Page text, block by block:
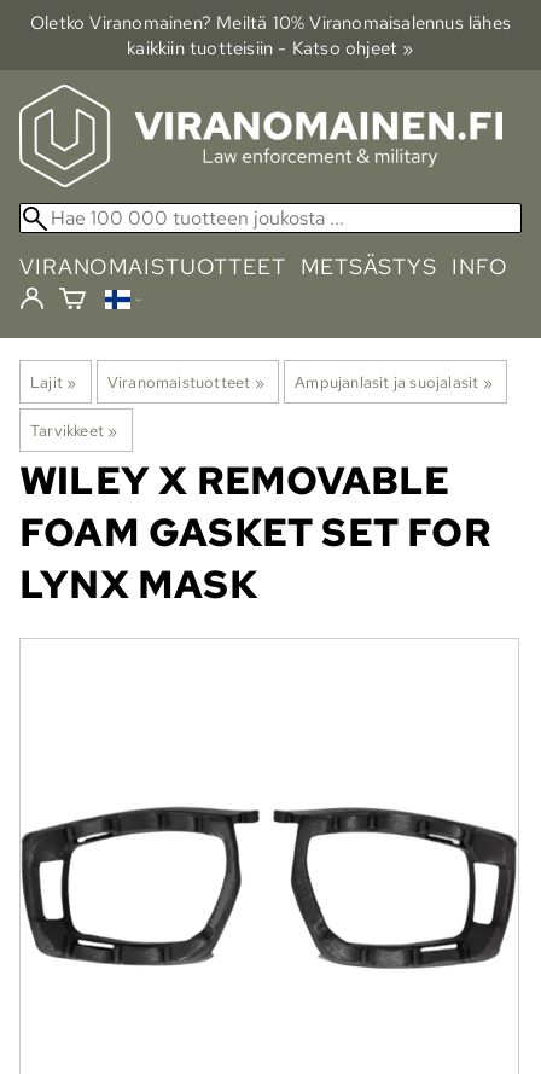
Oletko Viranomainen? Meiltä 10% Viranomais­alennus lähes
kaikkiin tuotteisiin - Katso ohjeet »
VIRANOMAISTUOTTEET METSÄSTYS INFO
Lajit ‪» Viranomaistuotteet ‪» Ampujanlasit ja suojalasit ‪»
Tarvikkeet ‪»
WILEY X REMOVABLE
FOAM GASKET SET FOR
LYNX MASK